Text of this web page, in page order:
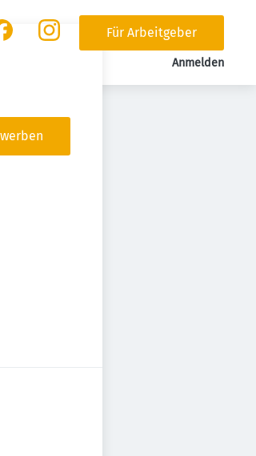
Für Arbeitgeber
Anmelden